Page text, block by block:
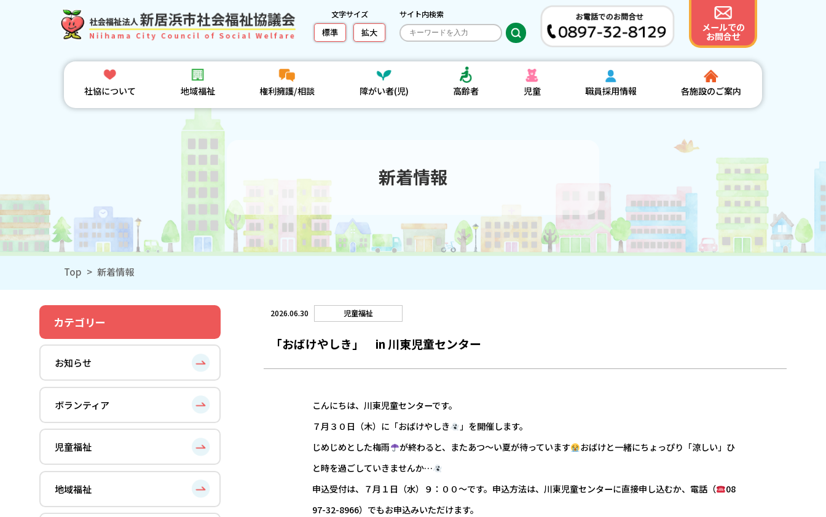
文字サイズ
標準 拡大
サイト内検索
メールでの
お問合せ
社協について 地域福祉 権利擁護/相談 障がい者(児) 高齢者 児童 職員採用情報 各施設のご案内
新着情報
Top > 新着情報
カテゴリー
お知らせ
ボランティア
児童福祉
地域福祉
2026.06.30 児童福祉
「おばけやしき」 in 川東児童センター
こんにちは、川東児童センターです。
７月３０日（木）に「おばけやしき
」を開催します。
じめじめとした梅雨
が終わると、またあつ～い夏が待っています
おばけと一緒にちょっぴり「涼しい」ひ
と時を過ごしていきませんか…
申込受付は、７月１日（水）９：００～です。申込方法は、川東児童センターに直接申し込むか、電話（
08
97-32-8966）でもお申込みいただけます。